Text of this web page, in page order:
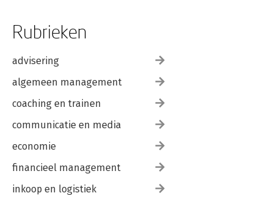
Rubrieken
advisering
algemeen management
coaching en trainen
communicatie en media
economie
financieel management
inkoop en logistiek